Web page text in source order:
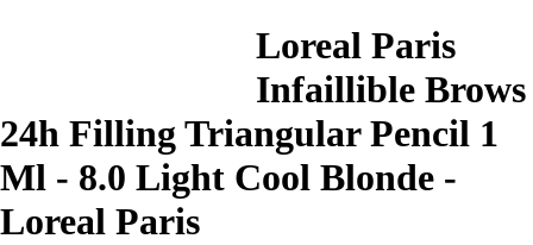
Loreal Paris
Infaillible Brows
24h Filling Triangular Pencil 1
Ml - 8.0 Light Cool Blonde -
Loreal Paris